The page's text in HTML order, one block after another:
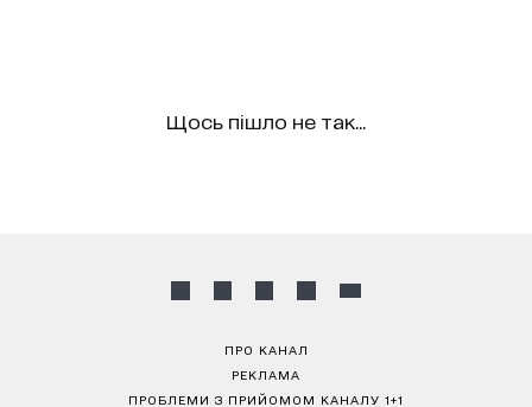
Щось пішло не так...
ПРО КАНАЛ
РЕКЛАМА
ПРОБЛЕМИ З ПРИЙОМОМ КАНАЛУ 1+1